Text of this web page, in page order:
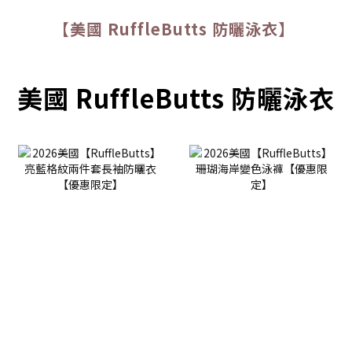
【美國 RuffleButts 防曬泳衣】
美國 RuffleButts 防曬泳衣